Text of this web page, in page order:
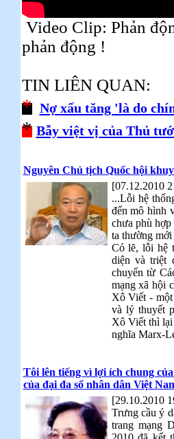
Video Clip: Phản
phản động !
TIN LIÊN QUAN:
* Nợ xấu tăng 'là do
* Bẫy việt vị của Thủ
Nguyên Chủ tịch Quốc hội
[07.12.2010
...Lỗi hệ
đến mô hình
chưa phù
ta thường
Có lẽ, lỗi hệ
diện và triệt
chuyển từ
mạng xã hội
Xô Viết -
và lý thuyết
Xô Viết thì lại
nghĩa Marx-
Tôi lên tiếng vì lợi ích chung
của đại đa số nhân dân Việt
[29.10.2010
Trưng cầu ý
trang mạng